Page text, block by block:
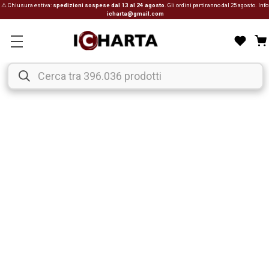
⚠ Chiusura estiva: spedizioni sospese dal 13 al 24 agosto . Gli ordini partiranno dal 25 agosto. Info:
icharta@gmail.com